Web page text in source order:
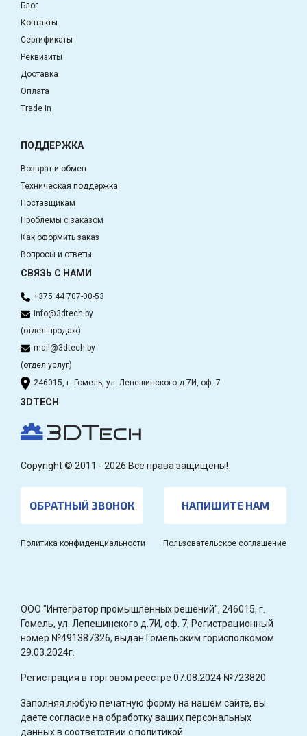
Блог
Контакты
Сертификаты
Реквизиты
Доставка
Оплата
Trade In
ПОДДЕРЖКА
Возврат и обмен
Техническая поддержка
Поставщикам
Проблемы с заказом
Как оформить заказ
Вопросы и ответы
СВЯЗЬ С НАМИ
+375 44 707-00-53
info@3dtech.by
(отдел продаж)
mail@3dtech.by
(отдел услуг)
246015, г. Гомель, ул. Лепешинского д.7И, оф. 7
3DTECH
Copyright © 2011 - 2026 Все права защищены!
ОБРАТНЫЙ ЗВОНОК НАПИШИТЕ НАМ
Политика конфиденциальности Пользовательское соглашение
OOO "Интегратор промышленных решений", 246015, г.
Гомель, ул. Лепешинского д.7И, оф. 7, Регистрационный
номер №491387326, выдан Гомельским горисполкомом
29.03.2024г.
Регистрация в торговом реестре 07.08.2024 №723820
Заполняя любую печатную форму на нашем сайте, вы
даете согласие на обработку ваших персональных
данных в соответствии с политикой